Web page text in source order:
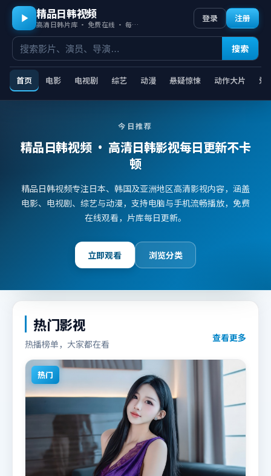
精品日韩视频
高清日韩片库 · 免费在线 · 每日更新
首页 电影 电视剧 综艺 动漫 悬疑惊悚 动作大片 爱
搜索
登录 注册
今日推荐
精品日韩视频· 高清日韩影视每日更新不卡
顿
精品日韩视频专注日本、韩国及亚洲地区高清影视内容，涵盖
电影、电视剧、综艺与动漫，支持电脑与手机流畅播放，免费
在线观看，片库每日更新。
立即观看 浏览分类
热门影视
热播榜单，大家都在看
查看更多
热门